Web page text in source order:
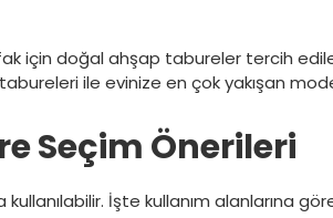
için doğal ahşap tabureler tercih
ile evinize en çok yakışan
Seçim Önerileri
İşte kullanım alanlarına